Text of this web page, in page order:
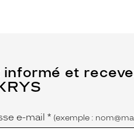
informé et
e-mail * (exemple :